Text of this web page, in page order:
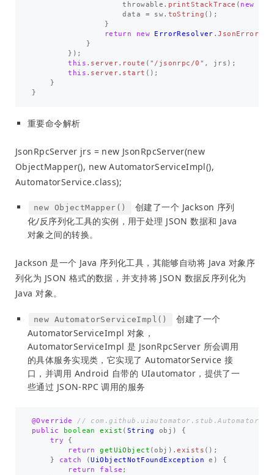
throwable . printStackTrace ( new
data
= sw. toString ();
}
return
new ErrorResolver .JsonError
}
});
this . server. route ( "/jsonrpc/0" , jrs );
this . server. start ();
}
}
重要命令解析
JsonRpcServer jrs = new JsonRpcServer(new
ObjectMapper(), new AutomatorServiceImpl(),
AutomatorService.class);
new ObjectMapper()
创建了一个 Jackson 序列
化/反序列化工具的实例，用于处理 JSON 数据和 Java
对象之间的转换。
Jackson 是一个 Java 序列化工具，其能够自动将 Java 对象序
列化为 JSON 格式的数据，并支持将 JSON 数据反序列化为
Java 对象。
new AutomatorServiceImpl()
创建了一个
AutomatorServiceImpl 对象，
AutomatorServiceImpl 是 JsonRpcServer 所会调用
的具体服务实现类，它实现了 AutomatorService 接
口，并调用 Android 自带的 UIautomator，提供了一
些通过 JSON-RPC 调用的服务
@Override
//
public
boolean exist ( String obj )
{
try
{
return
getUiObject (obj ).exists ();
}
catch (UiObjectNotFoundException e )
{
return
false ;